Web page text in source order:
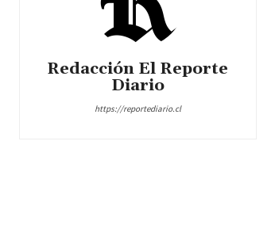
Redacción El Reporte
Diario
https://reportediario.cl